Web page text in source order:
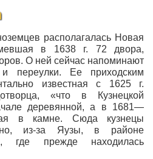
располагалась Новая
в 1638 г. 72 двора,
О ней сейчас напоминают
и переулки. Ее приходским
известная с 1625 г.
«что в Кузнецкой
деревянной, а в 1681—
в камне. Сюда кузнецы
из-за Яузы, в районе
где прежде находилась